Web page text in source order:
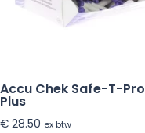
Accu Chek Safe-T-Pro
Plus
€ 28.50 ex btw